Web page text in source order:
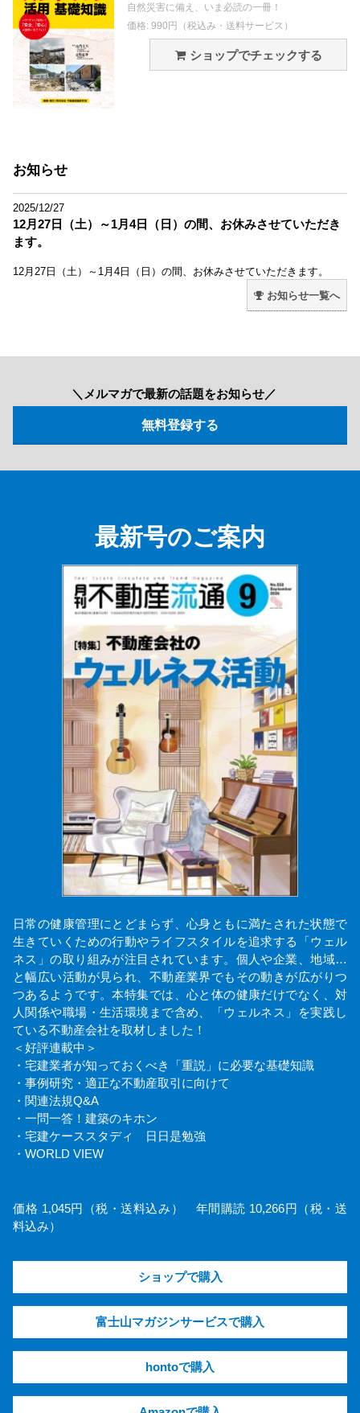
自然災害に備え、いま必読の一冊！
価格: 990円（税込み・送料サービス）
ショップでチェックする
お知らせ
2025/12/27
12月27日（土）～1月4日（日）の間、お休みさせていただき
ます。
12月27日（土）～1月4日（日）の間、お休みさせていただきます。
お知らせ一覧へ
＼メルマガで最新の話題をお知らせ／
最新号のご案内
日常の健康管理にとどまらず、心身ともに満たされた状態で
生きていくための行動やライフスタイルを追求する「ウェル
ネス」の取り組みが注目されています。個人や企業、地域…
と幅広い活動が見られ、不動産業界でもその動きが広がりつ
つあるようです。本特集では、心と体の健康だけでなく、対
人関係や職場・生活環境まで含め、「ウェルネス」を実践し
ている不動産会社を取材しました！
＜好評連載中＞
・宅建業者が知っておくべき「重説」に必要な基礎知識
・事例研究・適正な不動産取引に向けて
・関連法規Q&A
・一問一答！建築のキホン
・宅建ケーススタディ 日日是勉強
・WORLD VIEW
価格 1,045円（税・送料込み） 年間購読 10,266円（税・送
料込み）
ショップで購入
富士山マガジンサービスで購入
hontoで購入